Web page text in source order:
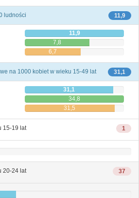
11,9
ludności
11,9
7,8
6,7
31,1
na 1000 kobiet w wieku 15-49 lat
31,1
34,8
31,5
1
15-19 lat
37
20-24 lat